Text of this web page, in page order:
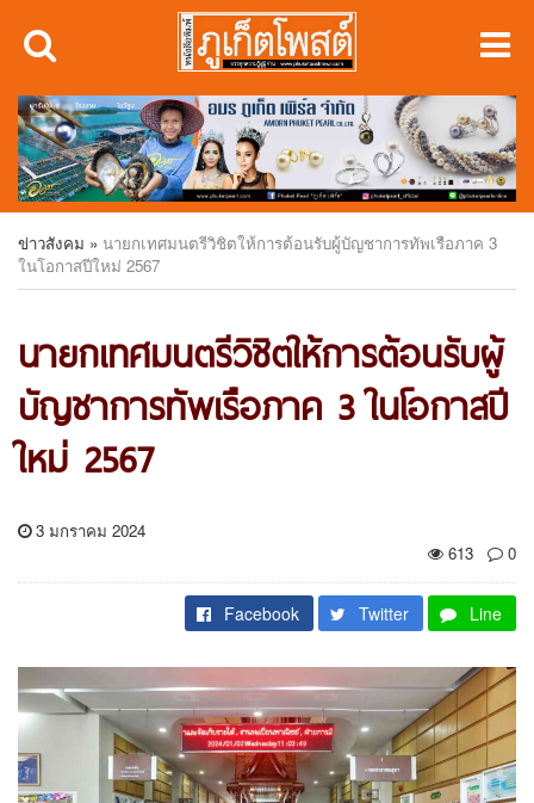
ข่าวสังคม » นายกเทศมนตรีวิชิตให้การต้อนรับผู้บัญชาการทัพเรือภาค 3
ในโอกาสปีใหม่ 2567
นายกเทศมนตรีวิชิตให้การต้อนรับผู้
บัญชาการทัพเรือภาค 3 ในโอกาสปี
ใหม่ 2567
3 มกราคม 2024
613
0
Facebook Twitter Line